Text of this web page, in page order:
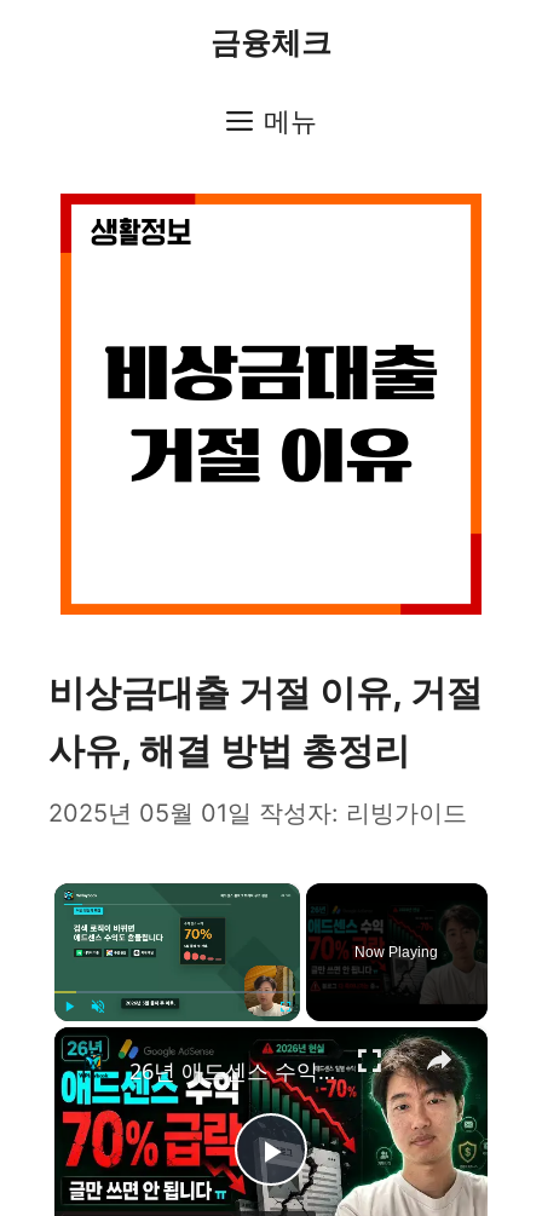
금융체크
메뉴
비상금대출 거절 이유, 거절
사유, 해결 방법 총정리
2025년 05월 01일 작성자: 리빙가이드
×
Now Playing
×
P
26년 애드센스 수익 70% 급락, 블로그 다 죽어나가는 중ㅠ 이젠 미련하게 글만 쓰면 안 됩니다.